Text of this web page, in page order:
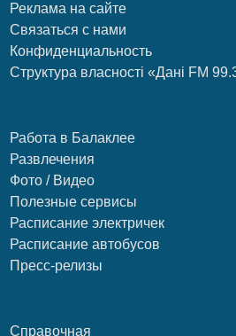
Реклама на сайте
Связаться с нами
Конфиденциальность
Структура власності «Дані FM
Работа в Балаклее
Развлечения
Фото / Видео
Полезные сервисы
Расписание электричек
Расписание автобусов
Пресс-релизы
Справочная